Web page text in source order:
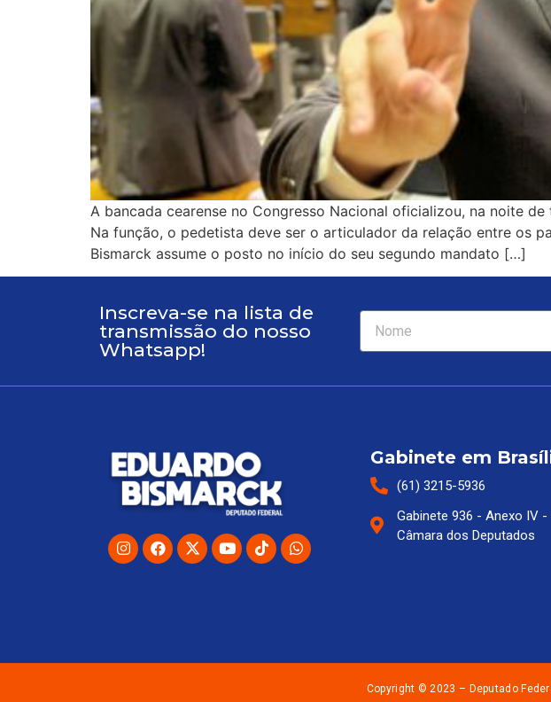
A bancada cearense no Congresso Nacional oficializou, na noite
Na função, o pedetista deve ser o articulador da relação entre os
Bismarck assume o posto no início do seu segundo mandato […]
Inscreva-se na lista de
transmissão do nosso
Whatsapp!
Gabinete em
(61) 3215-5936
Gabinete 936 - Anexo IV -
Câmara dos Deputados
Copyright © 2023 – Deputado